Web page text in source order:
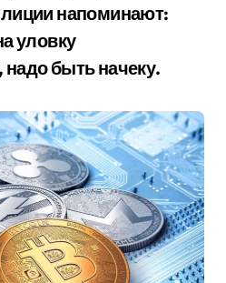
напоминают:
уловку
быть начеку.